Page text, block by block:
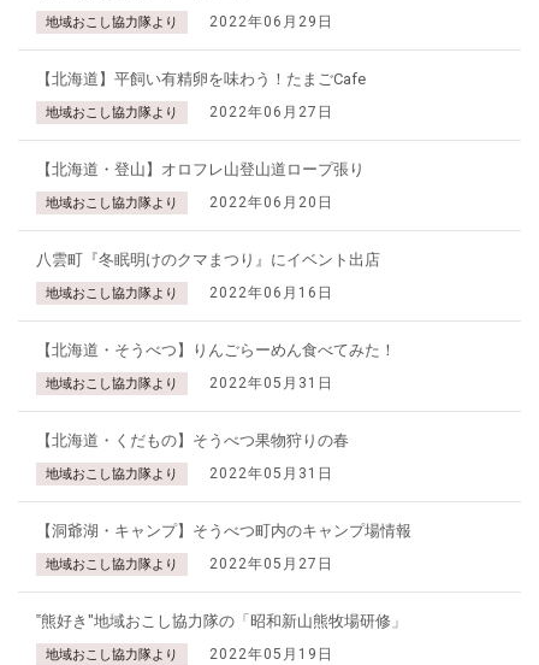
地域おこし協力隊より 2022年06月29日
【北海道】平飼い有精卵を味わう！たまごCafe
地域おこし協力隊より 2022年06月27日
【北海道・登山】オロフレ山登山道ロープ張り
地域おこし協力隊より 2022年06月20日
八雲町『冬眠明けのクマまつり』にイベント出店
地域おこし協力隊より 2022年06月16日
【北海道・そうべつ】りんごらーめん食べてみた！
地域おこし協力隊より 2022年05月31日
【北海道・くだもの】そうべつ果物狩りの春
地域おこし協力隊より 2022年05月31日
【洞爺湖・キャンプ】そうべつ町内のキャンプ場情報
地域おこし協力隊より 2022年05月27日
‟熊好き"地域おこし協力隊の「昭和新山熊牧場研修」
地域おこし協力隊より 2022年05月19日